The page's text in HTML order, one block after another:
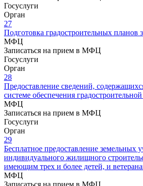
Госуслуги
Орган
27
Подготовка градостроительных планов
МФЦ
Записаться на прием в МФЦ
Госуслуги
Орган
28
Предоставление сведений,
системе обеспечения
МФЦ
Записаться на прием в МФЦ
Госуслуги
Орган
29
Бесплатное предоставление земельных
индивидуального жилищного
имеющим трех и более детей, и
МФЦ
Записаться на прием в МФЦ